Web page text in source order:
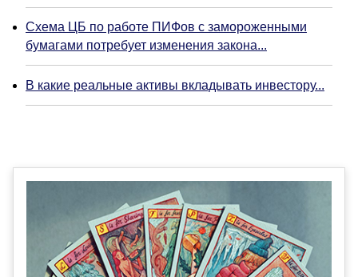
Схема ЦБ по работе ПИФов с замороженными
бумагами потребует изменения закона...
В какие реальные активы вкладывать инвестору...